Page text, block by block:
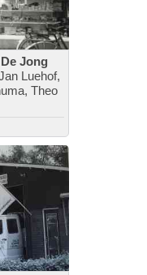
Jong
Luehof,
Theo